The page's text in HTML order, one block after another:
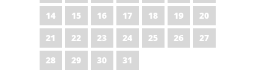
14
15 16 17 18 19
20
21
22 23 24 25 26
27
28
29 30 31